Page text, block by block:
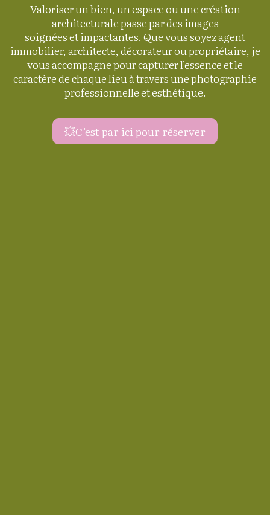
Valoriser un bien, un espace ou une création
architecturale passe par des images
soignées et impactantes. Que vous soyez agent
immobilier, architecte, décorateur ou propriétaire, je
vous accompagne pour capturer l’essence et le
caractère de chaque lieu à travers une photographie
professionnelle et esthétique.
C’est par ici pour réserver